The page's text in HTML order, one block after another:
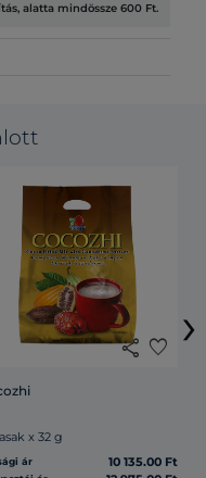
alatta mindössze 600 Ft.
share favorite
x 32 g
ár 10 135.00 Ft
›